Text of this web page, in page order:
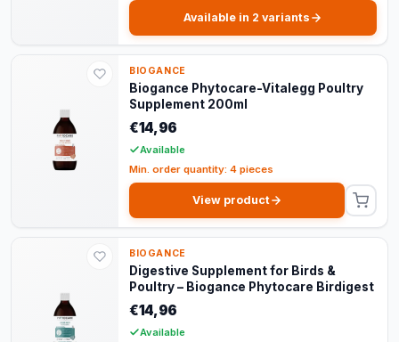
Available in 2 variants
BIOGANCE
Biogance Phytocare-Vitalegg Poultry
Supplement 200ml
€14,96
Available
Min. order quantity: 4 pieces
View product
BIOGANCE
Digestive Supplement for Birds &
Poultry – Biogance Phytocare Birdigest
€14,96
Available